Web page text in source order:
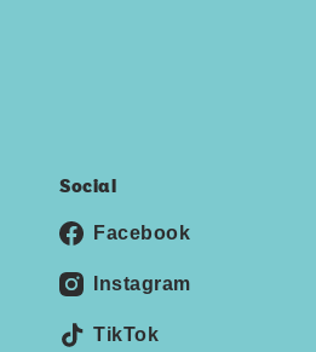
Social
Facebook
Instagram
TikTok